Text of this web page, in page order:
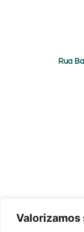
Valorizamos
Rua